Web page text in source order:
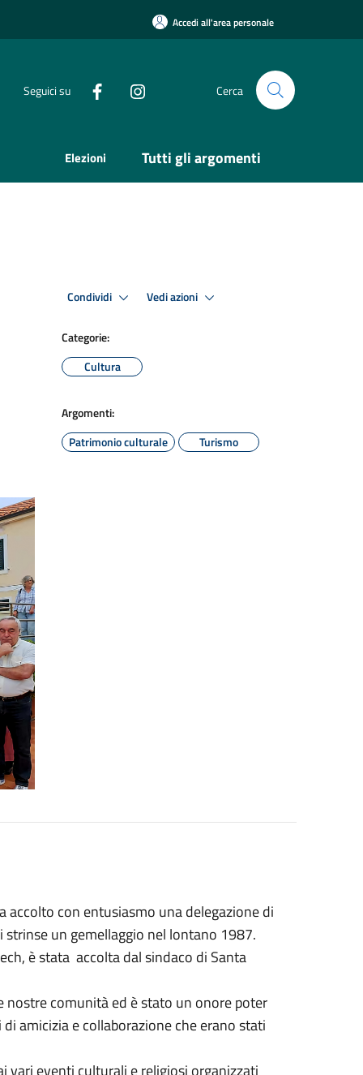
Accedi all'area personale
Seguici su Cerca
Elezioni Tutti gli argomenti
Condividi Vedi azioni
Categorie:
Cultura
Argomenti:
Patrimonio culturale
Turismo
accolto con entusiasmo una delegazione di
strinse un gemellaggio nel lontano 1987.
è stata accolta dal sindaco di Santa
nostre comunità ed è stato un onore poter
amicizia e collaborazione che erano stati
vari eventi culturali e religiosi organizzati